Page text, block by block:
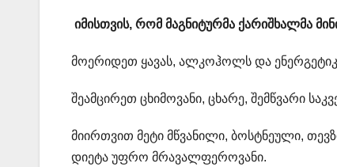
იმისთვის, რომ მაგნიტურმა ქარიშხალმა
მოერიდეთ ყავას, ალკოჰოლს და
შეამცირეთ ცხიმოვანი, ცხარე, შემწვარი
მიირთვით მეტი მწვანილი, ბოსტნეული,
დიეტა უფრო მრავალფეროვანი.